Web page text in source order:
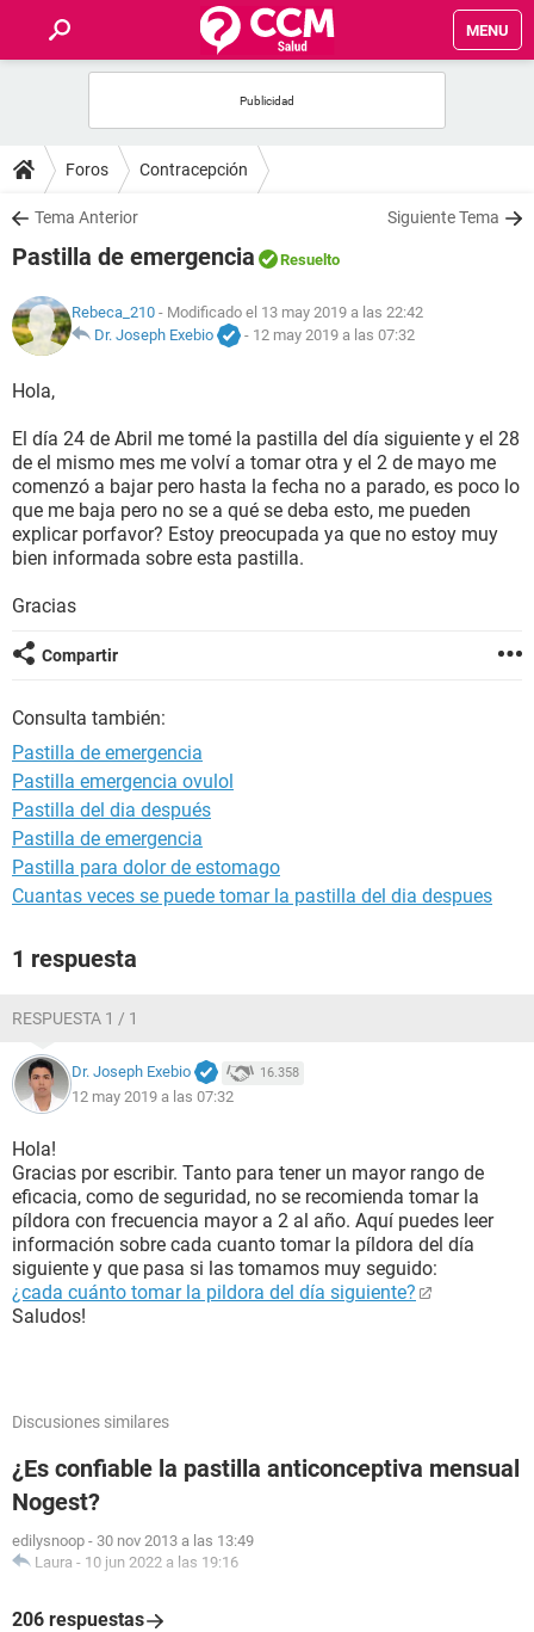
MENU
FOROS
SALUD
NUTRICIÓN
BIENESTAR
SEXUALIDAD
GLOSARIO
Foros Contracepción
Tema Anterior Siguiente Tema
Pastilla de emergencia Resuelto
Rebeca_210 - Modificado el 13 may 2019 a las 22:42
Dr. Joseph Exebio
- 12 may 2019 a las 07:32
Hola,
El día 24 de Abril me tomé la pastilla del día siguiente y el 28
de el mismo mes me volví a tomar otra y el 2 de mayo me
comenzó a bajar pero hasta la fecha no a parado, es poco lo
que me baja pero no se a qué se deba esto, me pueden
explicar porfavor? Estoy preocupada ya que no estoy muy
bien informada sobre esta pastilla.
Gracias
Compartir
Consulta también:
Pastilla de emergencia
Pastilla emergencia ovulol
Pastilla del dia después
Pastilla de emergencia
Pastilla para dolor de estomago
Cuantas veces se puede tomar la pastilla del dia despues
1 respuesta
RESPUESTA 1 / 1
Dr. Joseph Exebio 16.358
12 may 2019 a las 07:32
Hola!
Gracias por escribir. Tanto para tener un mayor rango de
eficacia, como de seguridad, no se recomienda tomar la
píldora con frecuencia mayor a 2 al año. Aquí puedes leer
información sobre cada cuanto tomar la píldora del día
siguiente y que pasa si las tomamos muy seguido:
¿cada cuánto tomar la pildora del día siguiente?
Saludos!
Discusiones similares
¿Es confiable la pastilla anticonceptiva mensual
Nogest?
edilysnoop - 30 nov 2013 a las 13:49
Laura - 10 jun 2022 a las 19:16
206 respuestas